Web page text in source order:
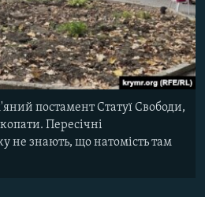
постамент Статуї Свободи,
Пересічні
не знають, що натомість там